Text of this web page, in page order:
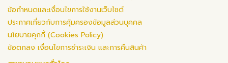
ข้อกำหนดและเงื่อนไขการใช้งานเว็บไซต์
ประกาศเกี่ยวกับการคุ้มครองข้อมูลส่วนบุคคล
นโยบายคุกกี้ (Cookies Policy)
ข้อตกลง เงื่อนไขการชำระเงิน และการคืนสินค้า